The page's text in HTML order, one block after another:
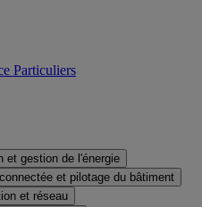
Particuliers
et gestion de l'énergie
et pilotage du bâtiment
et réseau